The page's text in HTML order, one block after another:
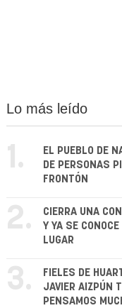
Lo más leído
1.
EL PUEBLO DE
DE PERSONAS
FRONTÓN
2.
CIERRA UNA
Y YA SE
LUGAR
3.
FIELES DE
JAVIER AIZPÚN
PENSAMOS